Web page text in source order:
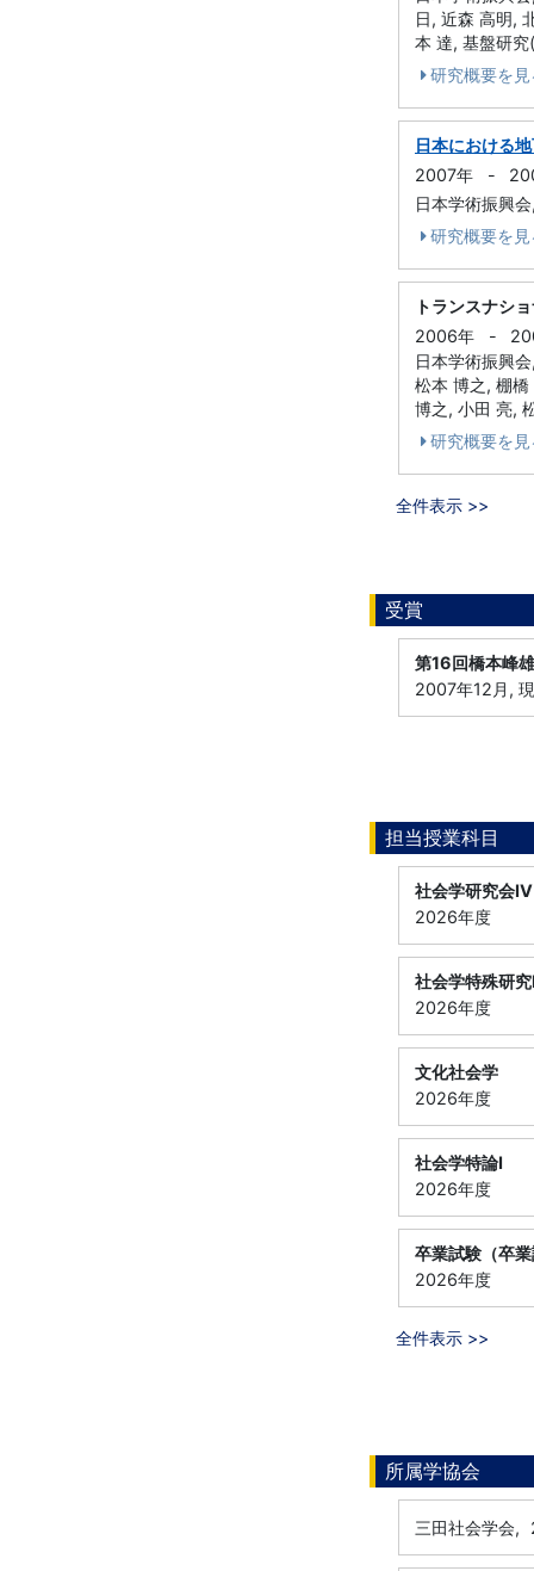
日, 近森 高明,
本 達, 基盤研
研究概要を見
日本における
2007年
-
日本学術振興
研究概要を見
トランスナシ
2006年
-
日本学術振興
松本 博之, 棚
博之, 小田 亮,
研究概要を見
全件表示 >>
受賞
第16回橋本峰
2007年12月,
担当授業科目
社会学研究会Ⅳ
2026年度
社会学特殊研
2026年度
文化社会学
2026年度
社会学特論Ⅰ
2026年度
卒業試験（卒
2026年度
全件表示 >>
所属学協会
三田社会学会,